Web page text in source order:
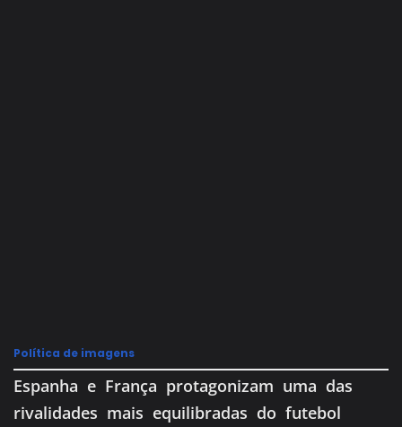
Política de imagens
Espanha e França protagonizam uma das
rivalidades mais equilibradas do futebol